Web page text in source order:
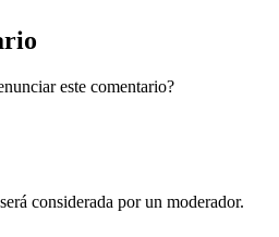
este comentario?
considerada por un moderador.